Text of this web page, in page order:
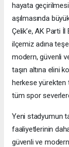
hayata
aşılmasında
Çelik’e, AK Parti İl
ilçemiz adına
modern, güvenli
taşın altına elini
herkese yürekten
tüm spor
Yeni stadyumun
faaliyetlerinin
güvenli ve